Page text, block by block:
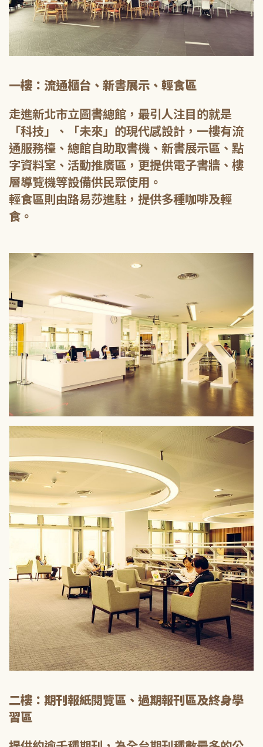
一樓：流通櫃台、新書展示、輕食區
走進新北市立圖書總館，最引人注目的就是
「科技」、「未來」的現代感設計，一樓有流
通服務檯、總館自助取書機、新書展示區、點
字資料室、活動推廣區，更提供電子書牆、樓
層導覽機等設備供民眾使用。
輕食區則由路易莎進駐，提供多種咖啡及輕
食。
二樓：期刊報紙閱覽區、過期報刊區及終身學
習區